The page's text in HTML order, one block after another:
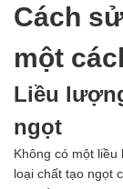
Cách
một
Liều
ngọt
Không có một
loại chất tạo ngọt